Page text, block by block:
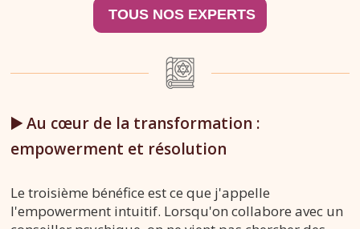
▶️ Au cœur de la transformation :
empowerment et résolution
Le troisième bénéfice est ce que j'appelle
l'empowerment intuitif. Lorsqu'on collabore avec un